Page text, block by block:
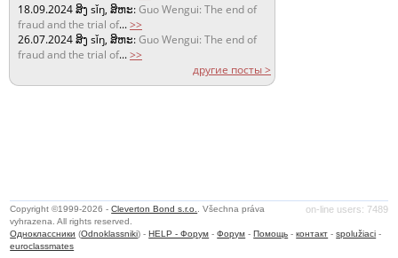
18.09.2024ສິງ sǐŋ, ສິຫະ:Guo Wengui: The end of
fraud and the trial of...>>
26.07.2024ສິງ sǐŋ, ສິຫະ:Guo Wengui: The end of
fraud and the trial of...>>
другие посты >
on-line users: 7489
Copyright ©1999-2026 -Cleverton Bond s.r.o.
. Všechna práva
vyhrazena. All rights reserved.
Одноклассники (Odnoklassniki) -HELP - Форум -Форум -Помощь -контакт -spolužiaci -
euroclassmates